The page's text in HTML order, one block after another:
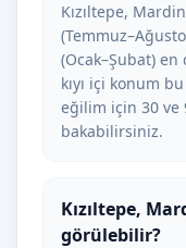
Kızıltepe,
(Ocak–Şubat) en
kıyı içi konum
eğilim için 30 ve
bakabilirsiniz.
Kızıltepe,
görülebilir?